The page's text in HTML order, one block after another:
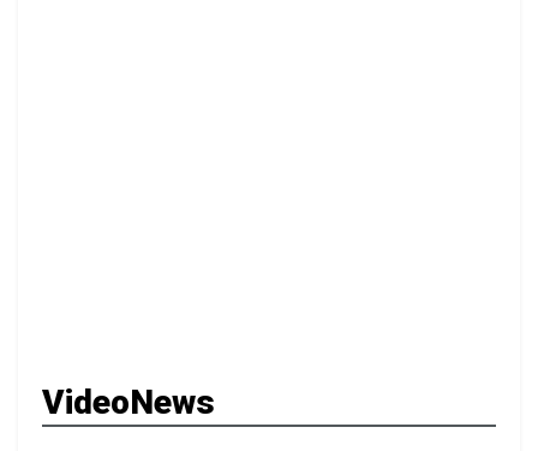
VideoNews